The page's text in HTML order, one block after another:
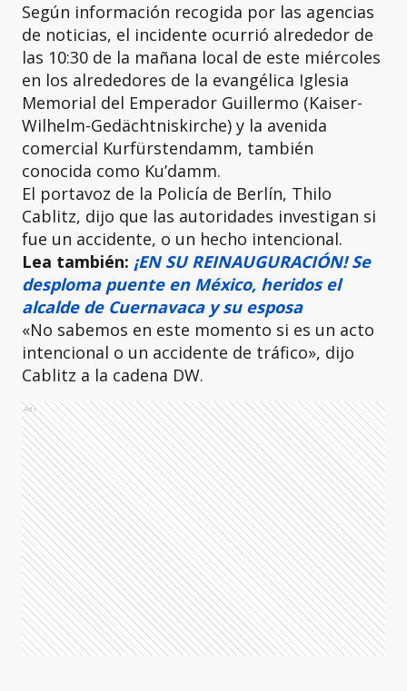
Según información recogida por las agencias
de noticias, el incidente ocurrió alrededor de
las 10:30 de la mañana local de este miércoles
en los alrededores de la evangélica Iglesia
Memorial del Emperador Guillermo (Kaiser-
Wilhelm-Gedächtniskirche) y la avenida
comercial Kurfürstendamm, también
conocida como Ku’damm.
El portavoz de la Policía de Berlín, Thilo
Cablitz, dijo que las autoridades investigan si
fue un accidente, o un hecho intencional.
Lea también: ¡EN SU REINAUGURACIÓN! Se
desploma puente en México, heridos el
alcalde de Cuernavaca y su esposa
«No sabemos en este momento si es un acto
intencional o un accidente de tráfico», dijo
Cablitz a la cadena DW.
Ads